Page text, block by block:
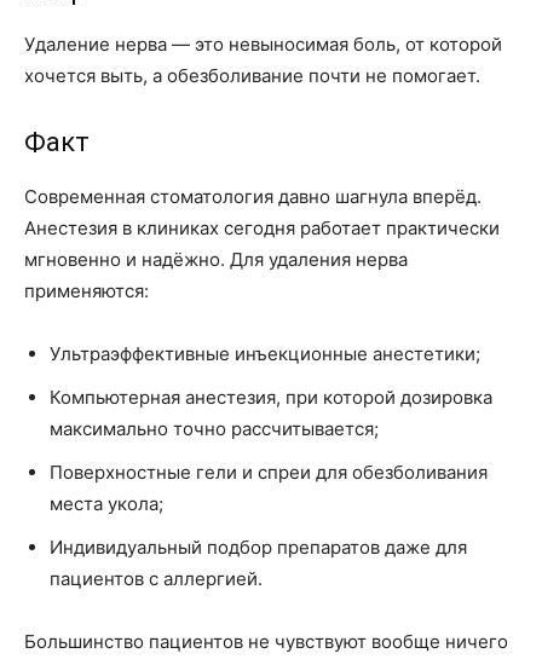
Удаление нерва — это невыносимая боль, от которой
хочется выть, а обезболивание почти не помогает.
Факт
Современная стоматология давно шагнула вперёд.
Анестезия в клиниках сегодня работает практически
мгновенно и надёжно. Для удаления нерва
применяются:
Ультраэффективные инъекционные анестетики;
Компьютерная анестезия, при которой дозировка
максимально точно рассчитывается;
Поверхностные гели и спреи для обезболивания
места укола;
Индивидуальный подбор препаратов даже для
пациентов с аллергией.
Большинство пациентов не чувствуют вообще ничего